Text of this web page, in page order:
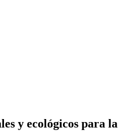
y ecológicos para la